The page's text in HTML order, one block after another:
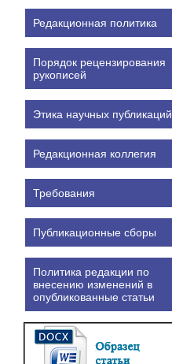
Редакционная политика
Порядок рецензирования
рукописей
Этика научных публикаций
Редакционная коллегия
Требования
Публикационные сборы
Политика редакции по
внесению изменений в
опубликованные статьи